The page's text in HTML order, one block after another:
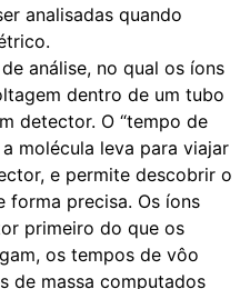
analisadas quando
análise, no qual os íons
dentro de um tubo
detector. O “tempo de
molécula leva para viajar
e permite descobrir o
forma precisa. Os íons
primeiro do que os
os tempos de vôo
de massa computados